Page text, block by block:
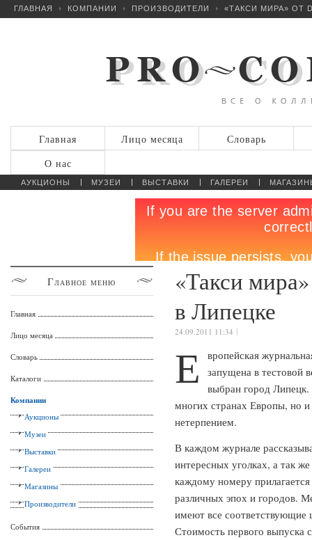
ГЛАВНАЯ КОМПАНИИ ПРОИЗВОДИТЕЛИ «ТАКСИ МИРА» ОТ
Главная Лицо месяца
Словарь
О нас
АУКЦИОНЫ МУЗЕИ ВЫСТАВКИ ГАЛЕРЕИ
«Такси
в Липецке
24.09.2011 11:34
Е
вропейская
запущена в тестовой
выбран город
многих странах Европы, но
нетерпением.
В каждом журнале
интересных уголках, а так
каждому номеру
различных эпох и городов.
имеют все соответствующие
Стоимость первого выпуска
Главное меню
Главная
Лицо месяца
Словарь
Каталоги
Компании
Аукционы
Музеи
Выставки
Галереи
Магазины
Производители
События